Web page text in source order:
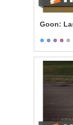
Goon: